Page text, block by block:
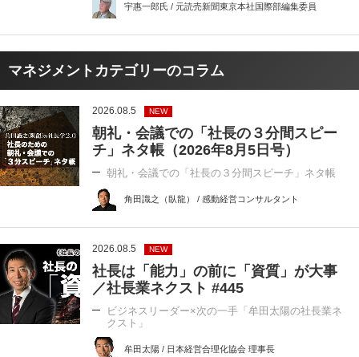
宇惠一郎氏 / 元読売新聞東京本社国際部編集委員
マネジメントカテゴリーのコラム
2026.08.5 NEW
朝礼・会議での「社長の３分間スピー
チ」ネタ帳（2026年8月5日号）
朝礼・会議での「社長の３分間スピーチ」ネタ帳
角田識之（臥龍） / 感動経営コンサルタント
2026.08.5 NEW
社長は「能力」の前に「資質」が大事
／社長業ネクスト #445
ビジネスリーダー×次の一手「牟田太陽の社長業ネ
クスト」
牟田太陽 / 日本経営合理化協会 理事長